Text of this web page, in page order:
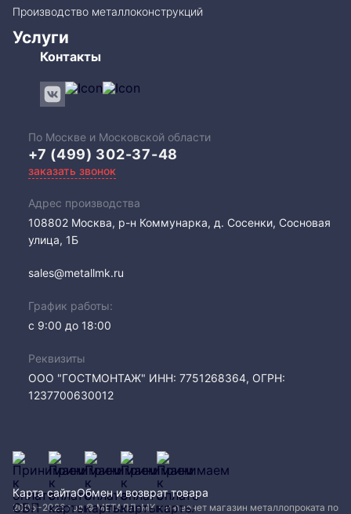
Производство металлоконструкций
Услуги
Контакты
По Москве и Московской области
+7 (499) 302-37-48
заказать звонок
Адрес производства
108802​ Москва, р-н Коммунарка, д. Сосенки, Сосновая
улица, 1Б
sales@metallmk.ru
График работы:
с 9:00 до 18:00
Реквизиты
ООО "ГОСТМОНТАЖ" ИНН: 7751268364, ОГРН:
1237700630012
2005−2026 год © МЕТАЛЛ-МК - интернет магазин металлопроката по
Карта сайтаОбмен и возврат товара